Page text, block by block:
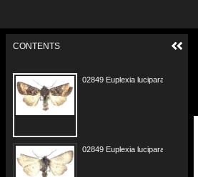
CONTENTS